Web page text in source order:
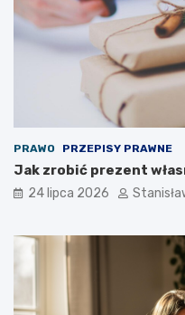
PRAWO PRZEPISY PRAWNE
Jak zrobić prezent
24 lipca 2026